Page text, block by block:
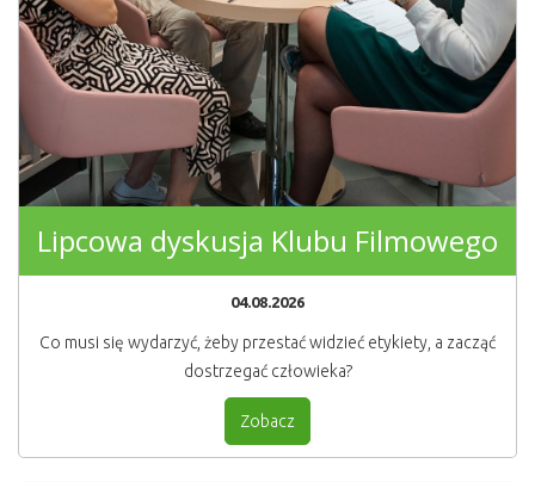
Lipcowa dyskusja Klubu Filmowego
04.08.2026
Co musi się wydarzyć, żeby przestać widzieć etykiety, a zacząć
dostrzegać człowieka?
Zobacz